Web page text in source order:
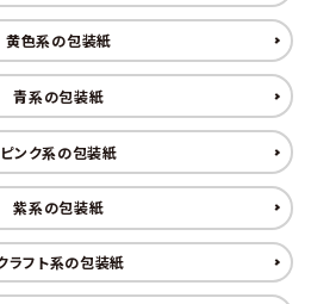
黄色系の包装紙
青系の包装紙
ピンク系の包装紙
紫系の包装紙
ラフト系の包装紙